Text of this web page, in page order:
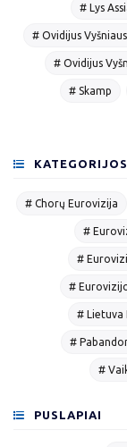
# Lys
# Ovidijus
# Ovidijus
# Skamp
KATEGORIJOS
# Chorų Eurovizija
#
#
#
# Lietuva
#
#
PUSLAPIAI